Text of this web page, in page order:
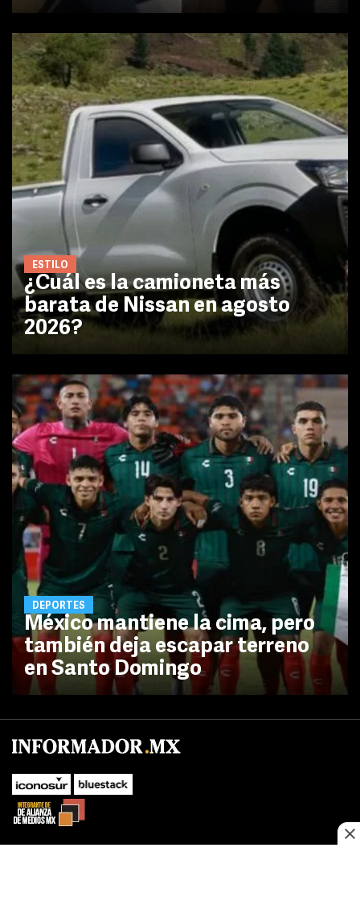
ESTILO
¿Cuál es la camioneta más
barata de Nissan en agosto
2026?
DEPORTES
México mantiene la cima, pero
también deja escapar terreno
en Santo Domingo